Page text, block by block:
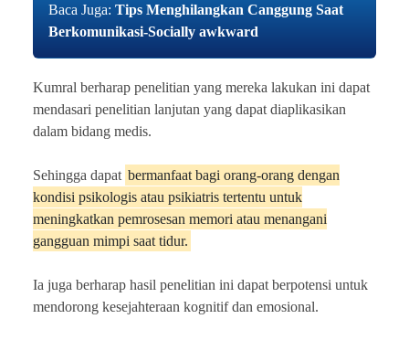
Baca Juga: Tips Menghilangkan Canggung Saat
Berkomunikasi-Socially awkward
Kumral berharap penelitian yang mereka lakukan ini dapat
mendasari penelitian lanjutan yang dapat diaplikasikan
dalam bidang medis.
Sehingga dapat bermanfaat bagi orang-orang dengan
kondisi psikologis atau psikiatris tertentu untuk
meningkatkan pemrosesan memori atau menangani
gangguan mimpi saat tidur.
Ia juga berharap hasil penelitian ini dapat berpotensi untuk
mendorong kesejahteraan kognitif dan emosional.